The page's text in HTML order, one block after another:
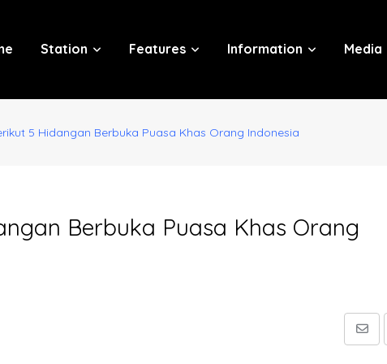
Station Features Information Media
5 Hidangan Berbuka Puasa Khas Orang Indonesia
Berbuka Puasa Khas Orang
Share